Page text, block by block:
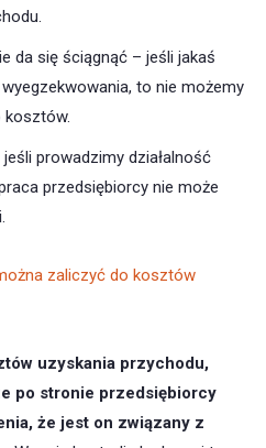
da się ściągnąć – jeśli jakaś
to nie możemy
kosztów.
prowadzimy działalność
przedsiębiorcy nie może
zaliczyć do kosztów
uzyskania przychodu,
po stronie przedsiębiorcy
że jest on związany z